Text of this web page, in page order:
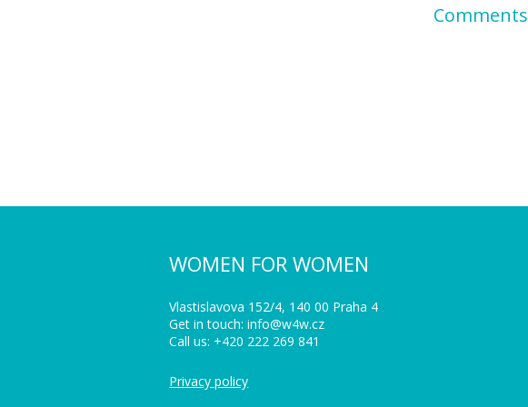
Comments
WOMEN FOR WOMEN
Vlastislavova 152/4, 140 00 Praha 4
Get in touch: info@w4w.cz
Call us: +420 222 269 841
Privacy policy